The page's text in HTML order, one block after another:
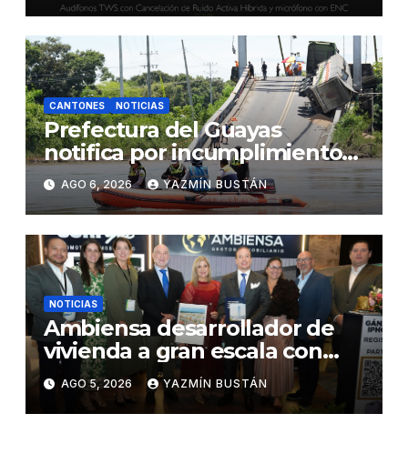
CANTONES NOTICIAS
Prefectura del Guayas
notifica por incumplimiento
contractual a la Concesionaria
CONORTE y exige celeridad
en desmontaje del puente
Gonzalo Icaza Cornejo, en
Daule
AGO 6, 2026 YAZMÍN BUSTÁN
NOTICIAS
Ambiensa desarrollador de
vivienda a gran escala con
estándares internacionales
de sostenibilidad
AGO 5, 2026 YAZMÍN BUSTÁN